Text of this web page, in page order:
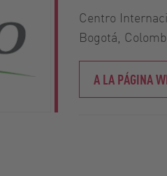
Centro
Bogotá,
A LA PÁGINA